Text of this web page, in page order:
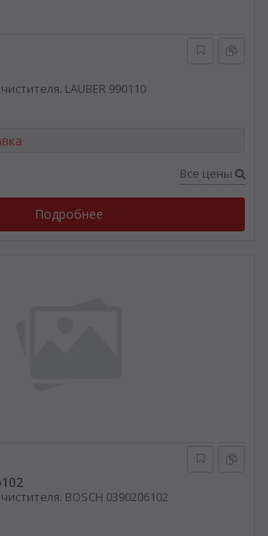
LAUBER 990110
Все цены
Подробнее
BOSCH 0390206102